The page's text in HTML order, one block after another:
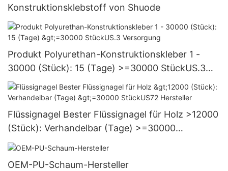
Konstruktionsklebstoff von Shuode
Produkt Polyurethan-Konstruktionskleber 1 -
30000 (Stück): 15 (Tage) >=30000 StückUS.3
Versorgung
Flüssignagel Bester Flüssignagel für Holz >12000
(Stück): Verhandelbar (Tage) >=30000
StückUS72 Hersteller
OEM-PU-Schaum-Hersteller